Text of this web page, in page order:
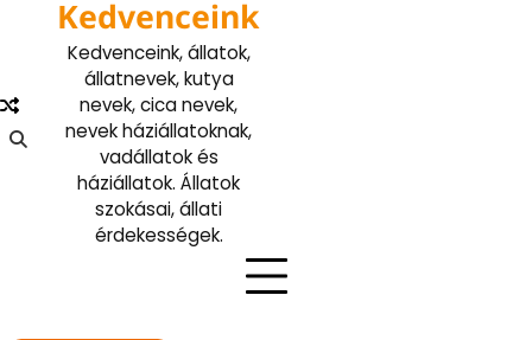
Kedvenceink
Kedvenceink, állatok,
állatnevek, kutya
nevek, cica nevek,
nevek háziállatoknak,
vadállatok és
háziállatok. Állatok
szokásai, állati
érdekességek.